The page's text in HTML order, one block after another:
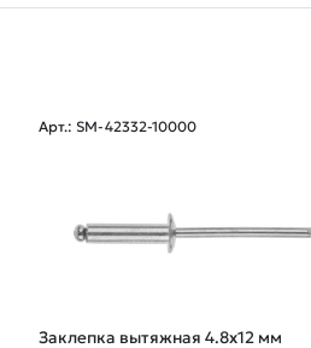
Арт.: SM-42332-10000
Заклепка вытяжная 4.8х12 мм